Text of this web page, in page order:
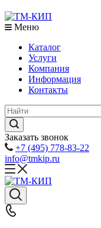
Меню
Каталог
Услуги
Компания
Информация
Контакты
Заказать звонок
+7 (495) 778-83-22
info@tmkip.ru